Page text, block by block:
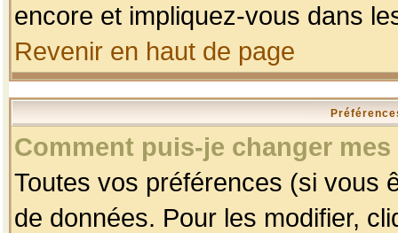
encore et impliquez-vous dans
Revenir en haut de page
Comment puis-je changer
Toutes vos préférences (si vous
de données. Pour les modifier,